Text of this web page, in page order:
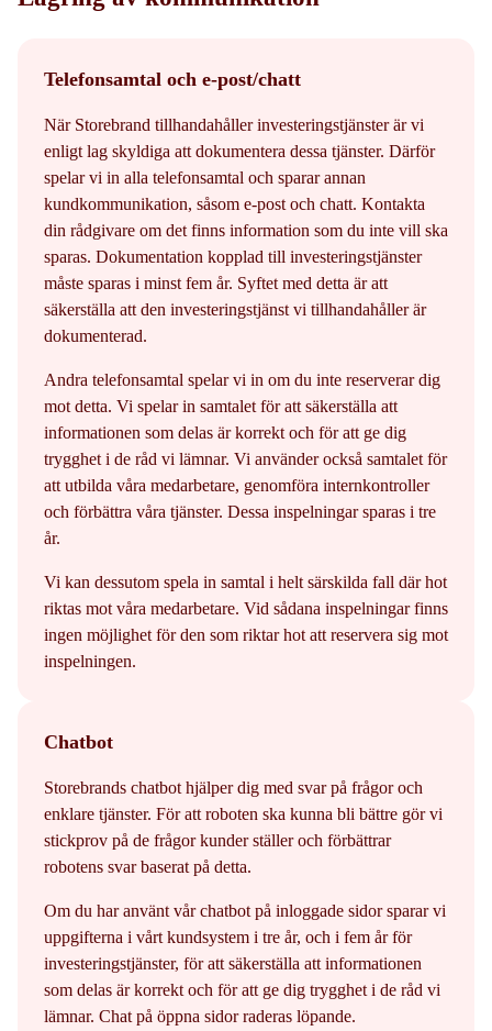
Telefonsamtal och e-post/chatt
När Storebrand tillhandahåller investeringstjänster är vi
enligt lag skyldiga att dokumentera dessa tjänster. Därför
spelar vi in alla telefonsamtal och sparar annan
kundkommunikation, såsom e-post och chatt. Kontakta
din rådgivare om det finns information som du inte vill ska
sparas. Dokumentation kopplad till investeringstjänster
måste sparas i minst fem år. Syftet med detta är att
säkerställa att den investeringstjänst vi tillhandahåller är
dokumenterad.
Andra telefonsamtal spelar vi in om du inte reserverar dig
mot detta. Vi spelar in samtalet för att säkerställa att
informationen som delas är korrekt och för att ge dig
trygghet i de råd vi lämnar. Vi använder också samtalet för
att utbilda våra medarbetare, genomföra internkontroller
och förbättra våra tjänster. Dessa inspelningar sparas i tre
år.
Vi kan dessutom spela in samtal i helt särskilda fall där hot
riktas mot våra medarbetare. Vid sådana inspelningar finns
ingen möjlighet för den som riktar hot att reservera sig mot
inspelningen.
Chatbot
Storebrands chatbot hjälper dig med svar på frågor och
enklare tjänster. För att roboten ska kunna bli bättre gör vi
stickprov på de frågor kunder ställer och förbättrar
robotens svar baserat på detta.
Om du har använt vår chatbot på inloggade sidor sparar vi
uppgifterna i vårt kundsystem i tre år, och i fem år för
investeringstjänster, för att säkerställa att informationen
som delas är korrekt och för att ge dig trygghet i de råd vi
lämnar. Chat på öppna sidor raderas löpande.